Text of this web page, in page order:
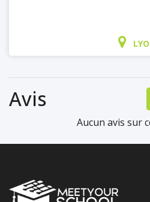
Avis
Aucun avis sur